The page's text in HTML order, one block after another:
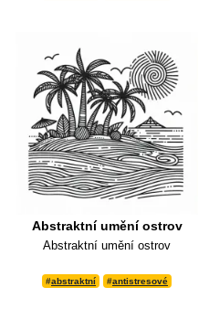
Abstraktní umění ostrov
Abstraktní umění ostrov
#abstraktní #antistresové